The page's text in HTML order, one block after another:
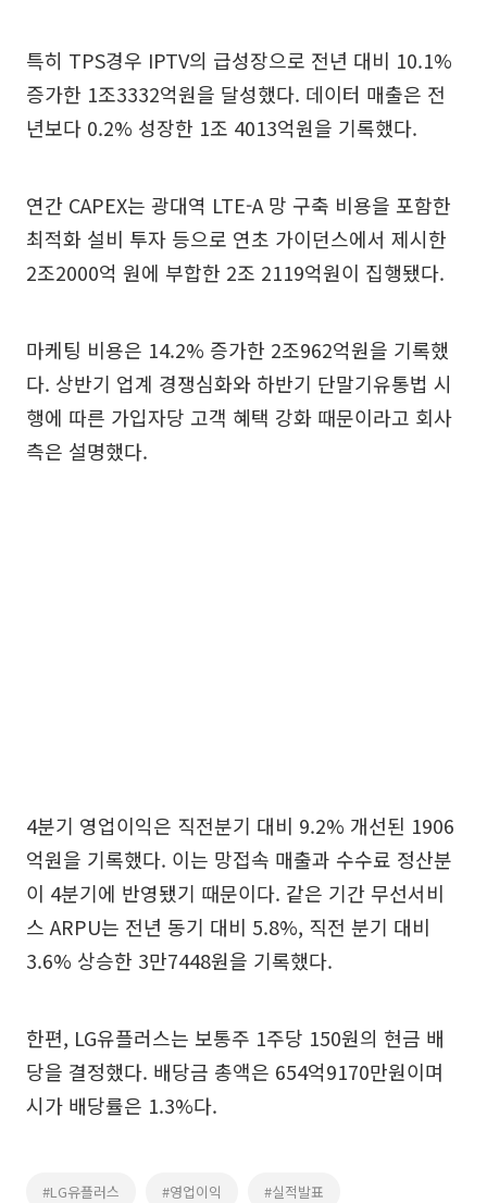
특히 TPS경우 IPTV의 급성장으로 전년 대비 10.1%
증가한 1조3332억원을 달성했다. 데이터 매출은 전
년보다 0.2% 성장한 1조 4013억원을 기록했다.
연간 CAPEX는 광대역 LTE-A 망 구축 비용을 포함한
최적화 설비 투자 등으로 연초 가이던스에서 제시한
2조2000억 원에 부합한 2조 2119억원이 집행됐다.
마케팅 비용은 14.2% 증가한 2조962억원을 기록했
다. 상반기 업계 경쟁심화와 하반기 단말기유통법 시
행에 따른 가입자당 고객 혜택 강화 때문이라고 회사
측은 설명했다.
4분기 영업이익은 직전분기 대비 9.2% 개선된 1906
억원을 기록했다. 이는 망접속 매출과 수수료 정산분
이 4분기에 반영됐기 때문이다. 같은 기간 무선서비
스 ARPU는 전년 동기 대비 5.8%, 직전 분기 대비
3.6% 상승한 3만7448원을 기록했다.
한편, LG유플러스는 보통주 1주당 150원의 현금 배
당을 결정했다. 배당금 총액은 654억9170만원이며
시가 배당률은 1.3%다.
#LG유플러스 #영업이익 #실적발표